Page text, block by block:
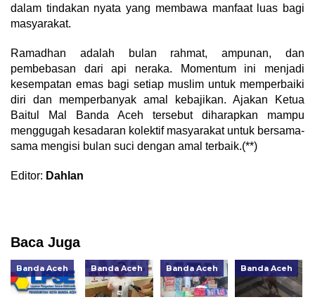
dalam tindakan nyata yang membawa manfaat luas bagi
masyarakat.
Ramadhan adalah bulan rahmat, ampunan, dan
pembebasan dari api neraka. Momentum ini menjadi
kesempatan emas bagi setiap muslim untuk memperbaiki
diri dan memperbanyak amal kebajikan. Ajakan Ketua
Baitul Mal Banda Aceh tersebut diharapkan mampu
menggugah kesadaran kolektif masyarakat untuk bersama-
sama mengisi bulan suci dengan amal terbaik.(**)
Editor: Dahlan
Baca Juga
Banda Aceh Banda Aceh Banda Aceh Banda Aceh